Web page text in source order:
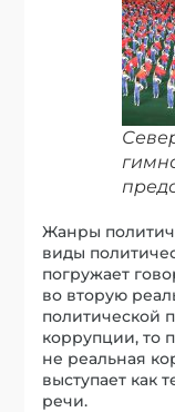
Жанры
виды
погружает
во вторую
политической
коррупции, то
не реальная
выступает как
речи.